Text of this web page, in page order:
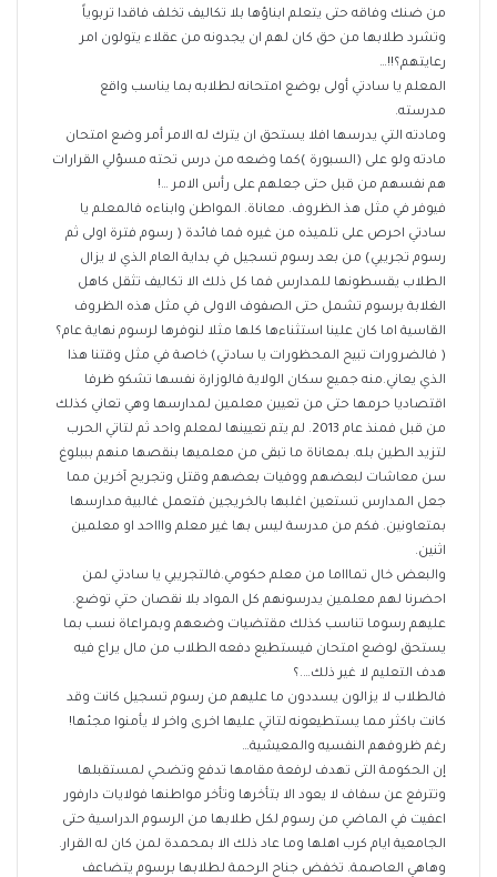
من ضنك وفاقه حتى يتعلم ابناؤها بلا تكاليف تخلف فاقدا تربوياً
وتشرد طلابها من حق كان لهم ان يجدونه من عقلاء يتولون امر
رعايتهم؟!!…
المعلم يا سادتي أولى بوضع امتحانه لطلابه بما يناسب واقع
مدرسته.
ومادته التي يدرسها افلا يستحق ان يترك له الامر أمر وضع امتحان
مادته ولو على (السبورة )كما وضعه من درس تحته مسؤلي القرارات
هم نفسهم من قبل حتى جعلهم على رأس الامر …!
فيوفر في مثل هذ الظروف. معاناة. المواطن وابناءه فالمعلم يا
سادتي احرص على تلميذه من غيره فما فائدة ( رسوم فترة اولى ثم
رسوم تجريبي) من بعد رسوم تسجيل في بداية العام الذي لا يزال
الطلاب يقسطونها للمدارس فما كل ذلك الا تكاليف تثقل كاهل
الغلابة برسوم تشمل حتى الصفوف الاولى في مثل هذه الظروف
القاسية اما كان علينا استثناءها كلها مثلا لنوفرها لرسوم نهاية عام؟
( فالضرورات تبيح المحظورات يا سادتي) خاصة في مثل وقتنا هذا
الذي يعاني.منه جميع سكان الولاية فالوزارة نفسها تشكو ظرفا
اقتصاديا حرمها حتى من تعيين معلمين لمدارسها وهي تعاني كذلك
من قبل فمنذ عام 2013. لم يتم تعيينها لمعلم واحد ثم لتاتي الحرب
لتزيد الطين بله. بمعاناة ما تبقى من معلميها بنقصها منهم بببلوغ
سن معاشات لبعضهم ووفيات بعضهم وقتل وتجريح آخرين مما
جعل المدارس تستعين اغلبها بالخريجين فتعمل غالبية مدارسها
بمتعاونين. فكم من مدرسة ليس بها غير معلم واااحد او معلمين
اثنين.
والبعض خال تماااما من معلم حكومي.فالتجريبي يا سادتي لمن
احضرنا لهم معلمين يدرسونهم كل المواد بلا نقصان حتي توضع.
عليهم رسوما تناسب كذلك مقتضيات وضعهم وبمراعاة نسب بما
يستحق لوضع امتحان فيستطيع دفعه الطلاب من مال يراع فيه
هدف التعليم لا غير ذلك….؟
فالطلاب لا يزالون يسددون ما عليهم من رسوم تسجيل كانت وقد
كانت باكثر مما يستطيعونه لتاتي عليها اخرى واخر لا يأمنوا مجئها!
رغم ظروفهم النفسيه والمعيشية…
إن الحكومة التى تهدف لرفعة مقامها تدفع وتضحي لمستقبلها
وتترفع عن سفاف لا يعود الا بتأخرها وتأخر مواطنها فولايات دارفور
اعفيت في الماضي من رسوم لكل طلابها من الرسوم الدراسية حتى
الجامعية ايام كرب اهلها وما عاد ذلك الا بمحمدة لمن كان له القرار.
وهاهي العاصمة. تخفض جناح الرحمة لطلابها برسوم يتضاعف